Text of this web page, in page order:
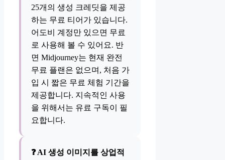
25개의 생성 크레딧을 제공
하는 무료 티어가 있습니다.
어도비 계정만 있으면 무료
로 사용해 볼 수 있어요. 반
면 Midjourney는 현재 완전
무료 플랜은 없으며, 처음 가
입 시 짧은 무료 체험 기간을
제공합니다. 지속적인 사용
을 위해서는 유료 구독이 필
요합니다.
❓ AI 생성 이미지를 상업적